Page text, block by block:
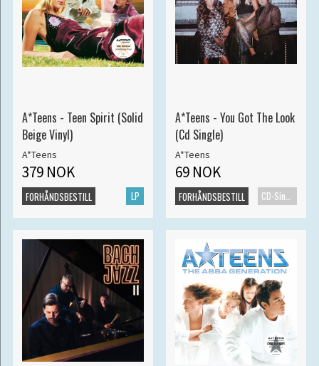
A*Teens - Teen Spirit (Solid
Beige Vinyl)
A*Teens
379 NOK
LP
FORHÅNDSBESTILL
A*Teens - You Got The Look
(Cd Single)
A*Teens
69 NOK
FORHÅNDSBESTILL